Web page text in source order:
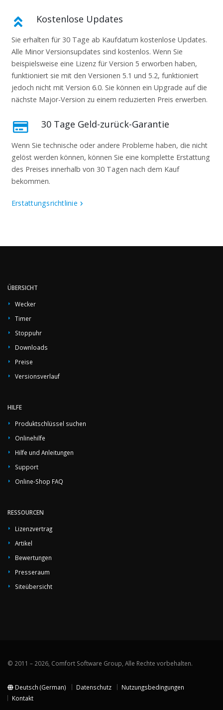
Kostenlose Updates
Sie erhalten für 30 Tage ab Kaufdatum kostenlose Updates.
Alle Minor Versionsupdates sind kostenlos. Wenn Sie
beispielsweise eine Lizenz für Version 5 erworben haben,
funktioniert sie mit den Versionen 5.1 und 5.2, funktioniert
jedoch nicht mit Version 6.0. Sie können ein Upgrade auf die
nächste Major-Version zu einem reduzierten Preis erwerben.
30 Tage Geld-zurück-Garantie
Wenn Sie technische oder andere Probleme haben, die nicht
gelöst werden können, können Sie eine komplette Erstattung
des Preises innerhalb von 30 Tagen nach dem Kauf
bekommen.
Erstattungsrichtlinie
ÜBERSICHT
Wecker
Timer
Stoppuhr
Downloads
Preise
Versionsverlauf
HILFE
Produktschlüssel suchen
Onlinehilfe
Hilfe und Anleitungen
Support
Online-Shop FAQ
RESSOURCEN
Lizenzvertrag
Artikel
Bewertungen
Presseraum
Siteübersicht
© 2011 – 2026, Comfort Software Group, Alle Rechte vorbehalten.
Deutsch (German) Datenschutz
Nutzungsbedingungen
Kontakt